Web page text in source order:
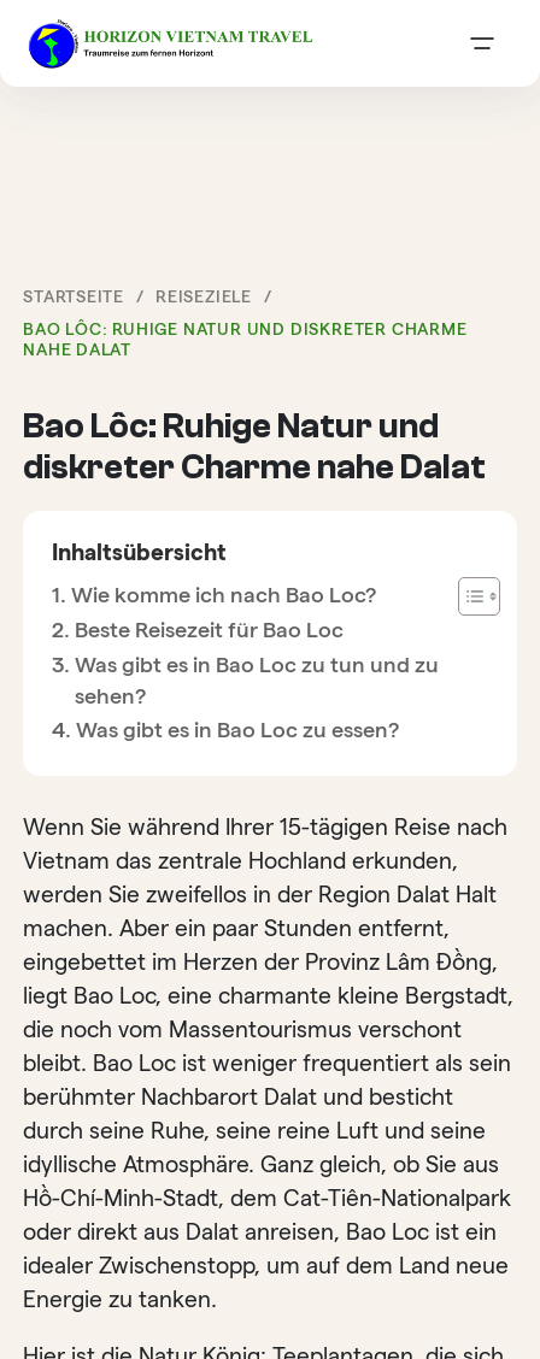
STARTSEITE
REISEZIELE
BAO LÔC: RUHIGE NATUR UND DISKRETER CHARME
NAHE DALAT
Bao Lôc: Ruhige Natur und
diskreter Charme nahe Dalat
Inhaltsübersicht
Wie komme ich nach Bao Loc?
Beste Reisezeit für Bao Loc
Was gibt es in Bao Loc zu tun und zu
sehen?
Was gibt es in Bao Loc zu essen?
Wenn Sie während Ihrer 15-tägigen Reise nach
Vietnam das zentrale Hochland erkunden,
werden Sie zweifellos in der Region Dalat Halt
machen. Aber ein paar Stunden entfernt,
eingebettet im Herzen der Provinz Lâm Đồng,
liegt Bao Loc, eine charmante kleine Bergstadt,
die noch vom Massentourismus verschont
bleibt. Bao Loc ist weniger frequentiert als sein
berühmter Nachbarort Dalat und besticht
durch seine Ruhe, seine reine Luft und seine
idyllische Atmosphäre. Ganz gleich, ob Sie aus
Hồ-Chí-Minh-Stadt, dem Cat-Tiên-Nationalpark
oder direkt aus Dalat anreisen, Bao Loc ist ein
idealer Zwischenstopp, um auf dem Land neue
Energie zu tanken.